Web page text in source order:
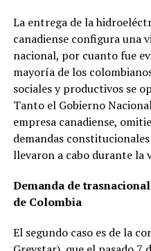
La entrega de la
canadiense configura una
nacional, por cuanto fue
mayoría de los
sociales y productivos se
Tanto el Gobierno
empresa canadiense,
demandas
llevaron a cabo durante la
Demanda de
de Colombia
El segundo caso es de la